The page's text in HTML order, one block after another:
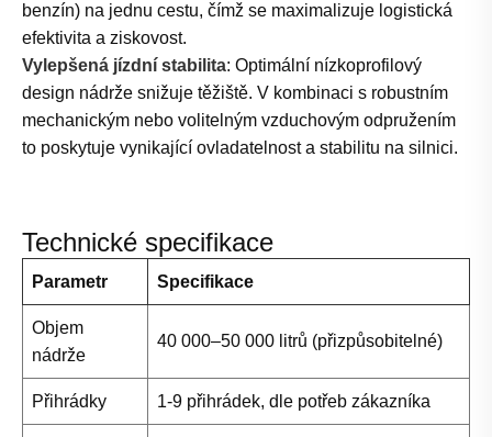
benzín) na jednu cestu, čímž se maximalizuje logistická
efektivita a ziskovost.
Vylepšená jízdní stabilita: Optimální nízkoprofilový
design nádrže snižuje těžiště. V kombinaci s robustním
mechanickým nebo volitelným vzduchovým odpružením
to poskytuje vynikající ovladatelnost a stabilitu na silnici.
Technické specifikace
Parametr Specifikace
Objem
nádrže
40 000–50 000 litrů (přizpůsobitelné)
Přihrádky 1-9 přihrádek, dle potřeb zákazníka